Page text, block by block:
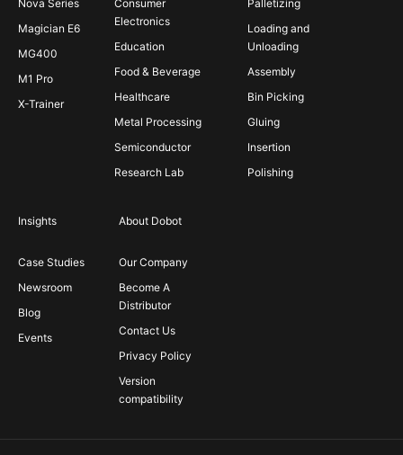
Nova Series
Magician E6
MG400
M1 Pro
X-Trainer
Consumer
Electronics
Education
Food & Beverage
Healthcare
Metal Processing
Semiconductor
Research Lab
Palletizing
Loading and
Unloading
Assembly
Bin Picking
Gluing
Insertion
Polishing
Insights
Case Studies
Newsroom
Blog
Events
About Dobot
Our Company
Become A
Distributor
Contact Us
Privacy Policy
Version
compatibility